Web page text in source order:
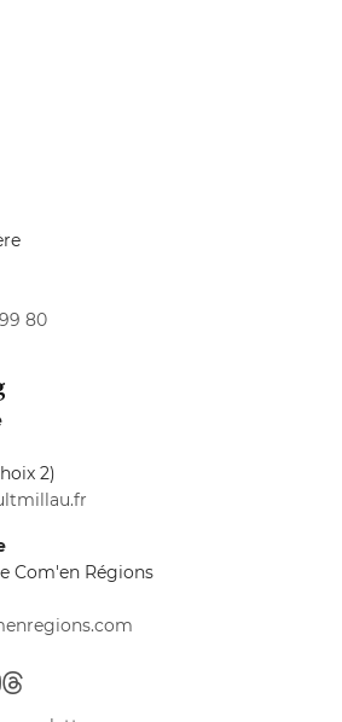
80
2)
Com'en Régions